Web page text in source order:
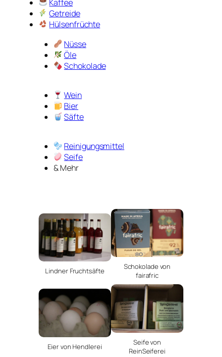
Kaffee
Getreide
Hülsenfrüchte
Nüsse
Öle
Schokolade
Wein
Bier
Säfte
Reinigungsmittel
Seife
& Mehr
Lindner Fruchtsäfte
Schokolade von
fairafric
Eier von Hendlerei
Seife von
ReinSeiferei